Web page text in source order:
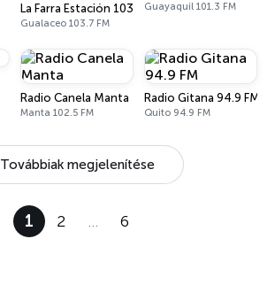
La Farra Estación 103.7 FM
Gualaceo 103.7 FM
Guayaquil 101.3 FM
Radio Canela Manta
Manta 102.5 FM
Radio Gitana 94.9 FM
Quito 94.9 FM
Továbbiak megjelenítése
1 2 … 6